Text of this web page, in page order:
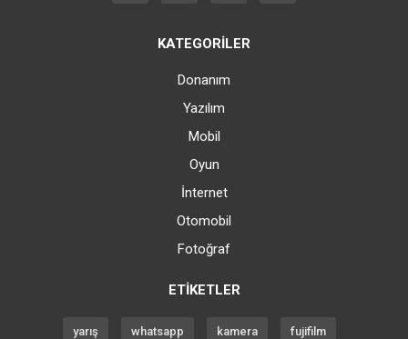
KATEGORİLER
Donanım
Yazılım
Mobil
Oyun
İnternet
Otomobil
Fotoğraf
ETİKETLER
yarış whatsapp kamera fujifilm